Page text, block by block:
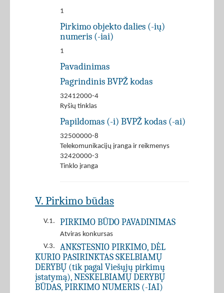
1
Pirkimo objekto dalies (-ių)
numeris (-iai)
1
Pavadinimas
Pagrindinis BVPŽ kodas
32412000-4
Ryšių tinklas
Papildomas (-i) BVPŽ kodas (-ai)
32500000-8
Telekomunikacijų įranga ir reikmenys
32420000-3
Tinklo įranga
V. Pirkimo būdas
V.1. PIRKIMO BŪDO PAVADINIMAS
Atviras konkursas
V.3.
ANKSTESNIO PIRKIMO, DĖL
KURIO PASIRINKTAS SKELBIAMŲ
DERYBŲ (tik pagal Viešųjų pirkimų
įstatymą), NESKELBIAMŲ DERYBŲ
BŪDAS, PIRKIMO NUMERIS (-IAI)